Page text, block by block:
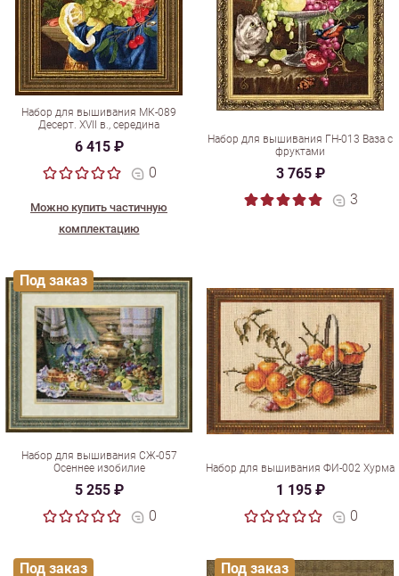
Набор для вышивания МК-089
Десерт. XVII в., середина
6 415 ₽
0
Можно купить частичную
комплектацию
Набор для вышивания ГН-013 Ваза с
фруктами
3 765 ₽
3
Набор для вышивания СЖ-057
Осеннее изобилие
5 255 ₽
0
Под заказ
Набор для вышивания ФИ-002 Хурма
1 195 ₽
0
Под заказ Под заказ